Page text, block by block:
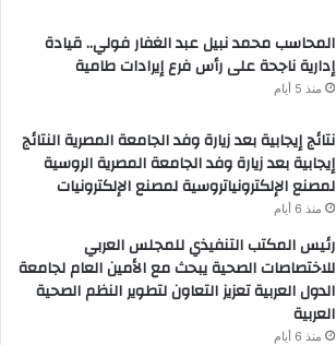
المحاسب محمد نبيل عبد الغفار فولي.. قيادة
إدارية ناجحة على رأس فرع إيرادات طامية
منذ 5 أيام
نتائج إيجابية بعد زيارة وفد الجامعة المصرية النتائج
إيجابية بعد زيارة وفد الجامعة المصرية الروسية
لمصنع الإلكترونياتروسية لمصنع الإلكترونيات
منذ 6 أيام
رئيس المكتب التنفيذي للمجلس العربي
للاختصاصات الصحية يبحث مع الأمين العام لجامعة
الدول العربية تعزيز التعاون لتطوير النظم الصحية
العربية
منذ 6 أيام